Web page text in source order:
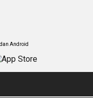
Android